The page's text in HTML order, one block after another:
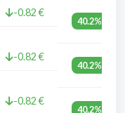
-0.82 €
40.2%
-0.82 €
40.2%
-0.82 €
40.2%